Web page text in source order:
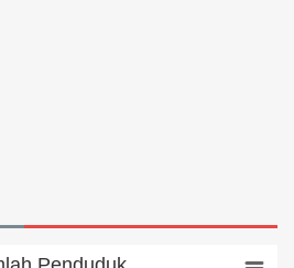
021...selengkapnya